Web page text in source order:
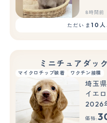
8時間前
ただいま 10
ミニチュアダッ
マイクロチップ装着 ワクチン接種
埼玉県
イエ
2026
価格: